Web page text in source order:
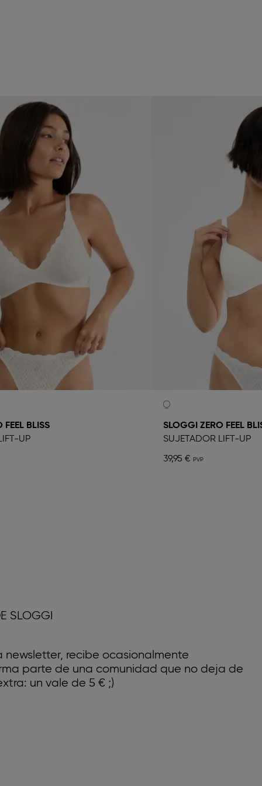
FEEL BLISS
UP
SLOGGI ZERO FEEL
SUJETADOR LIFT-UP
39,95 €
SLOGGI
newsletter, recibe ocasionalmente
parte de una comunidad que no deja de
un vale de 5 € ;)